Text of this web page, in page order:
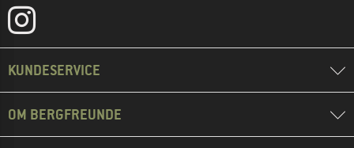
KUNDESERVICE
OM BERGFREUNDE